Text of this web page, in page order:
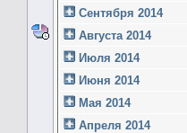
Сентября 2014
Августа 2014
Июля 2014
Июня 2014
Мая 2014
Апреля 2014